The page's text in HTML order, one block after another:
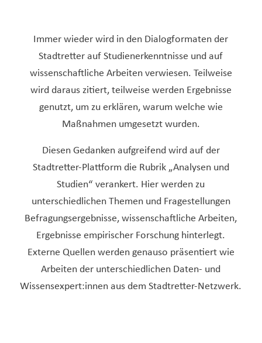
Immer wieder wird in den Dialogformaten der
Stadtretter auf Studienerkenntnisse und auf
wissenschaftliche Arbeiten verwiesen. Teilweise
wird daraus zitiert, teilweise werden Ergebnisse
genutzt, um zu erklären, warum welche wie
Maßnahmen umgesetzt wurden.
Diesen Gedanken aufgreifend wird auf der
Stadtretter-Plattform die Rubrik „Analysen und
Studien“ verankert. Hier werden zu
unterschiedlichen Themen und Fragestellungen
Befragungsergebnisse, wissenschaftliche Arbeiten,
Ergebnisse empirischer Forschung hinterlegt.
Externe Quellen werden genauso präsentiert wie
Arbeiten der unterschiedlichen Daten- und
Wissensexpert:innen aus dem Stadtretter-Netzwerk.